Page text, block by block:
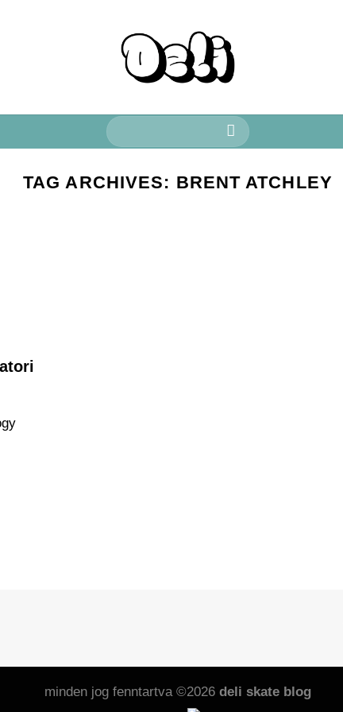
Keresés
a
TAG ARCHIVES: BRENT ATCHLEY
minden jog fenntartva ©2026 deli skate blog